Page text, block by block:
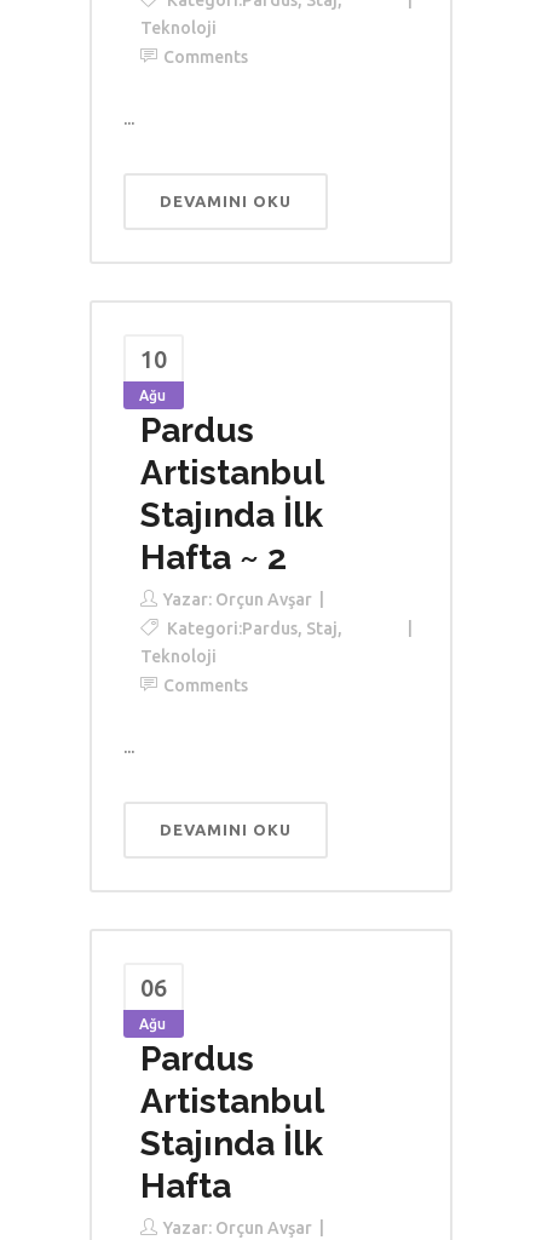
Teknoloji
Comments
...
DEVAMINI OKU
10
Ağu
Pardus
Artistanbul
Stajında İlk
Hafta ~ 2
Yazar: Orçun Avşar
Kategori:Pardus, Staj,
Teknoloji
Comments
...
DEVAMINI OKU
06
Ağu
Pardus
Artistanbul
Stajında İlk
Hafta
Yazar: Orçun Avşar